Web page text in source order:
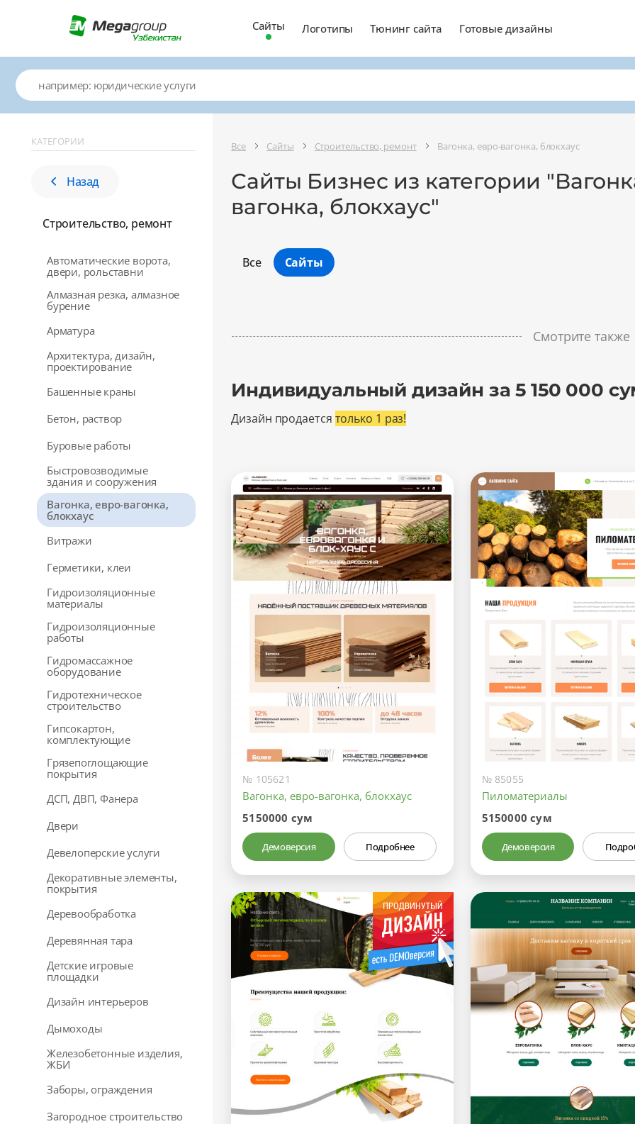
Сайты Логотипы Тюнинг сайта Готовые дизайны
КАТЕГОРИИ
Назад
Строительство, ремонт
Автоматические ворота,
двери, рольставни
Алмазная резка, алмазное
бурение
Арматура
Архитектура, дизайн,
проектирование
Башенные краны
Бетон, раствор
Буровые работы
Быстровозводимые
здания и сооружения
Вагонка, евро-вагонка,
блокхаус
Витражи
Герметики, клеи
Гидроизоляционные
материалы
Гидроизоляционные
работы
Гидромассажное
оборудование
Гидротехническое
строительство
Гипсокартон,
комплектующие
Грязепоглощающие
покрытия
ДСП, ДВП, Фанера
Двери
Девелоперские услуги
Декоративные элементы,
покрытия
Деревообработка
Деревянная тара
Детские игровые
площадки
Дизайн интерьеров
Дымоходы
Железобетонные изделия,
ЖБИ
Заборы, ограждения
Загородное строительство
Все Сайты Строительство, ремонт Вагонка, евро-вагонка, блокхаус
Сайты Бизнес из категории
вагонка, блокхаус"
Все Сайты
Смотрите также
Индивидуальный дизайн за 5 150 000
Дизайн продается только 1 раз!
№ 105621
Вагонка, евро-вагонка, блокхаус
5150000 сум
Демоверсия Подробнее
№ 85055
Пиломатериалы
5150000 сум
Демоверсия